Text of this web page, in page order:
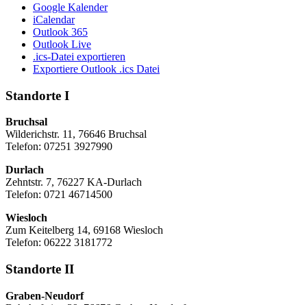
Google Kalender
iCalendar
Outlook 365
Outlook Live
.ics-Datei exportieren
Exportiere Outlook .ics Datei
Standorte I
Bruchsal
Wilderichstr. 11, 76646 Bruchsal
Telefon: 07251 3927990
Durlach
Zehntstr. 7, 76227 KA-Durlach
Telefon: 0721 46714500
Wiesloch
Zum Keitelberg 14, 69168 Wiesloch
Telefon: 06222 3181772
Standorte II
Graben-Neudorf